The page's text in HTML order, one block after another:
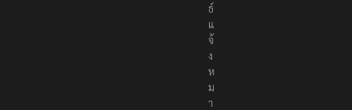
ธ์
แ
จ้
ง
ห
ม
า